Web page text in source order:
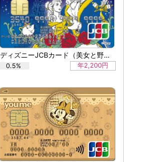
ディズニーJCBカード（美女と野獣（Web限定））
0.5% 年2,200円